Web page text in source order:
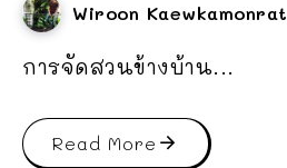
Wiroon Kaewkamonrat
การจัดสวนข้างบ้าน...
Read More